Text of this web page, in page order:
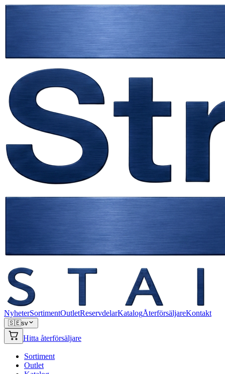
NyheterSortimentOutletReservdelarKatalogÅterförsäljareKontakt
🇸🇪sv
Hitta återförsäljare
Sortiment
Outlet